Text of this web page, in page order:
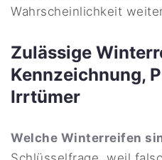
Wahrscheinlichkeit
Zulässige
Kennzeichnung,
Irrtümer
Welche Winterreifen